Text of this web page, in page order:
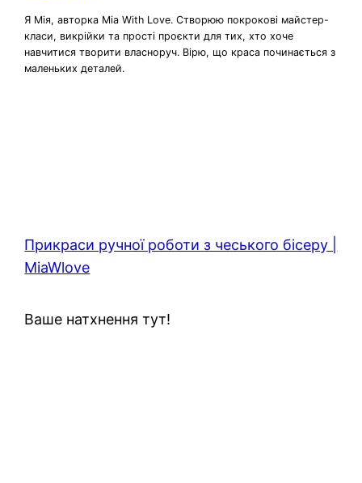
Я Мія, авторка Mia With Love. Створюю покрокові майстер-
класи, викрійки та прості проєкти для тих, хто хоче
навчитися творити власноруч. Вірю, що краса починається з
маленьких деталей.
Прикраси ручної роботи з чеського бісеру |
MiaWlove
Ваше натхнення тут!